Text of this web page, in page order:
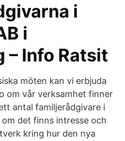
i
i
– Info Ratsit
möten kan vi erbjuda
om vår verksamhet finner
antal familjerådgivare i
det finns intresse och
kring hur den nya